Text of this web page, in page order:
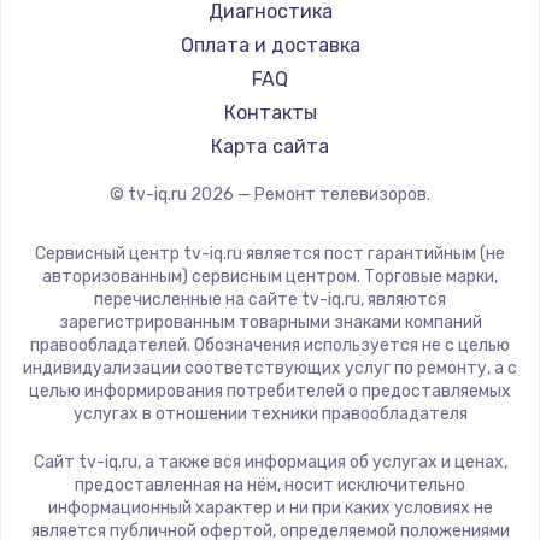
Замена видеокарты
1600 руб.
Заказать
Ремонт разъема питания
880 руб.
Заказать
Замена видеочипа
2745 руб.
Заказать
2600 руб.
Заказать
Hyundai
Doffler
Hiper
Grundig
HITACHI
Yandex
National
iFFALCON
Tuvio
Nord
BenQ
Диагностика
Оплата и доставка
FAQ
Контакты
Карта сайта
© tv-iq.ru 2026 — Ремонт телевизоров.
Сервисный центр tv-iq.ru является пост гарантийным (не
авторизованным) сервисным центром. Торговые марки,
перечисленные на сайте tv-iq.ru, являются
зарегистрированным товарными знаками компаний
правообладателей. Обозначения используется не с целью
индивидуализации соответствующих услуг по ремонту, а с
целью информирования потребителей о предоставляемых
услугах в отношении техники правообладателя
Сайт tv-iq.ru, а также вся информация об услугах и ценах,
предоставленная на нём, носит исключительно
информационный характер и ни при каких условиях не
является публичной офертой, определяемой положениями